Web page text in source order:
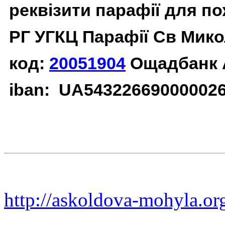
реквізити парафії для
РГ УГКЦ Парафії Св
код: 20051904 Ощадбанк
iban:
http://askoldova-